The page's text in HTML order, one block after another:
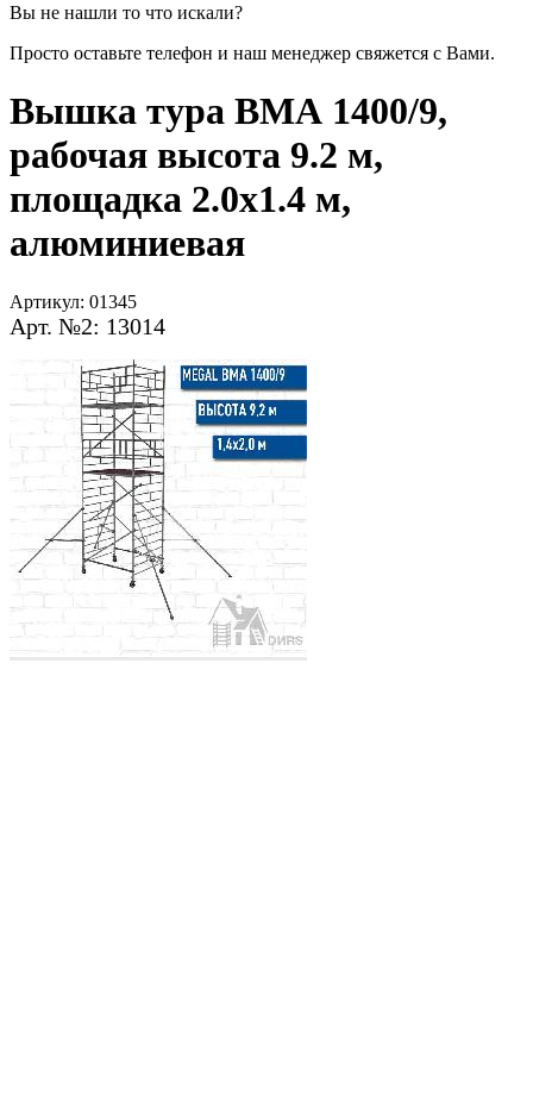
Вы не нашли то что искали?
Просто оставьте телефон и наш менеджер свяжется с Вами.
Вышка тура ВМА 1400/9,
рабочая высота 9.2 м,
площадка 2.0х1.4 м,
алюминиевая
Артикул: 01345
Арт. №2: 13014